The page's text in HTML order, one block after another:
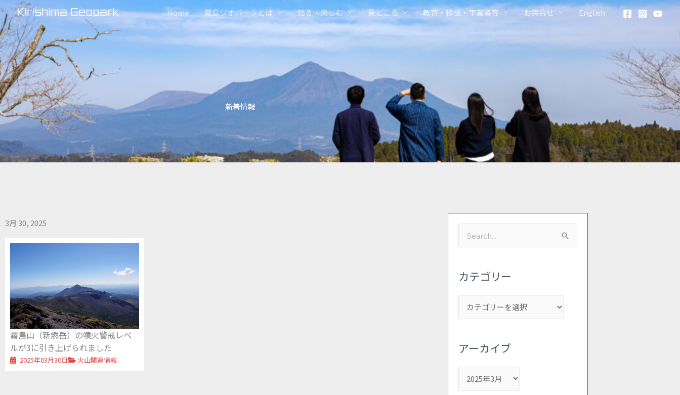
内
容
を
ス
キ
ッ
プ
Home 霧島ジオパークとは 知る・楽しむ 見どころ 教育・移住・事業者等 お問合せ English
新着情報
3月 30, 2025
霧島山（新燃岳）の噴火警戒レベ
ルが3に引き上げられました
2025年03月30日 火山関連情報
索
象:
カテゴリー
リ
アーカイブ
イ